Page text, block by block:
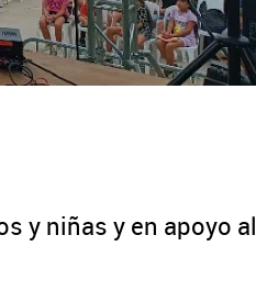
y niñas y en apoyo al